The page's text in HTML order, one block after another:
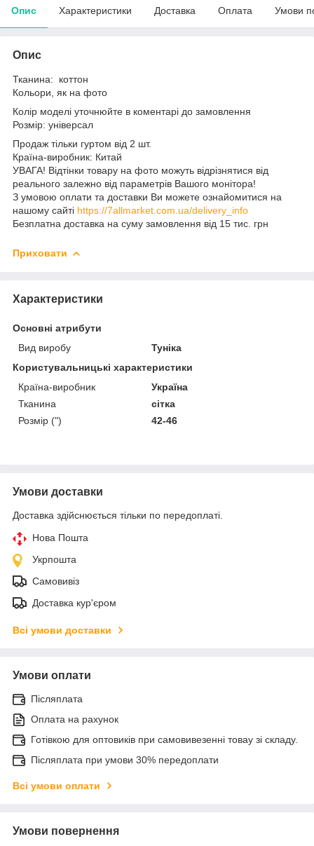
Опис Характеристики Доставка Оплата Умови
Опис
Тканина: коттон
Кольори, як на фото
Колір моделі уточнюйте в коментарі до замовлення
Розмір: універсал
Продаж тільки гуртом від 2 шт.
Країна-виробник: Китай
УВАГА! Відтінки товару на фото можуть відрізнятися від
реального залежно від параметрів Вашого монітора!
З умовою оплати та доставки Ви можете ознайомитися на
нашому сайті https://7allmarket.com.ua/delivery_info
Безплатна доставка на суму замовлення від 15 тис. грн
Приховати
Характеристики
Основні атрибути
Вид виробу
Туніка
Користувальницькі характеристики
Країна-виробник
Україна
Тканина
сітка
Розмір (")
42-46
Умови доставки
Доставка здійснюється тільки по передоплаті.
Нова Пошта
Укрпошта
Самовивіз
Доставка кур'єром
Всі умови доставки
Умови оплати
Післяплата
Оплата на рахунок
Готівкою для оптовиків при самовивезенні товау зі складу.
Післяплата при умови 30% передоплати
Всі умови оплати
Умови повернення